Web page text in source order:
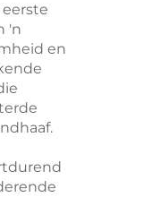
'n
en